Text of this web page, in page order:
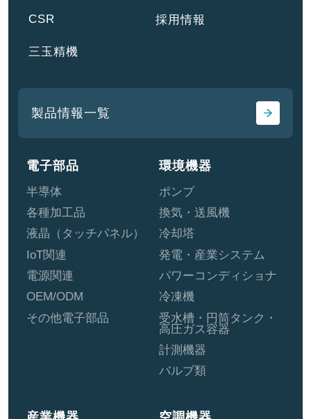
CSR 採用情報
三玉精機
製品情報一覧
電子部品
半導体
各種加工品
液晶（タッチパネル）
IoT関連
電源関連
OEM/ODM
その他電子部品
環境機器
ポンプ
換気・送風機
冷却塔
発電・産業システム
パワーコンディショナ
冷凍機
受水槽・円筒タンク・
高圧ガス容器
計測機器
バルブ類